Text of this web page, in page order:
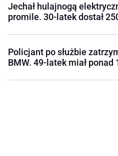
Jechał hulajnogą
promile. 30-latek dostał
Policjant po służbie
BMW. 49-latek miał ponad